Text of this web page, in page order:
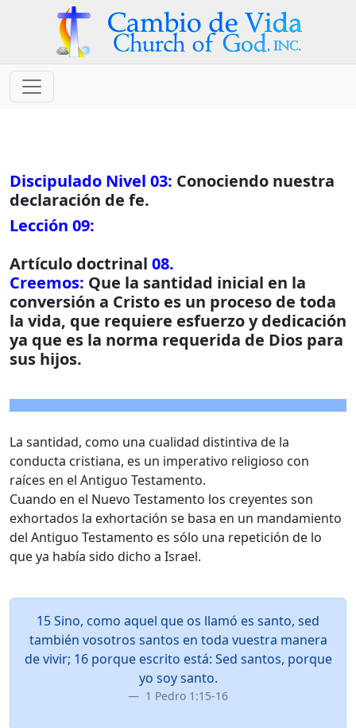
Discipulado Nivel 03: Conociendo nuestra
declaración de fe.
Lección 09:
Artículo doctrinal 08.
Creemos: Que la santidad inicial en la
conversión a Cristo es un proceso de toda
la vida, que requiere esfuerzo y dedicación
ya que es la norma requerida de Dios para
sus hijos.
La santidad, como una cualidad distintiva de la
conducta cristiana, es un imperativo religioso con
raíces en el Antiguo Testamento.
Cuando en el Nuevo Testamento los creyentes son
exhortados la exhortación se basa en un mandamiento
del Antiguo Testamento es sólo una repetición de lo
que ya había sido dicho a Israel.
15 Sino, como aquel que os llamó es santo, sed
también vosotros santos en toda vuestra manera
de vivir; 16 porque escrito está: Sed santos, porque
yo soy santo.
1 Pedro 1:15-16